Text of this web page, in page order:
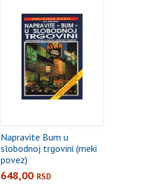
Napravite Bum u
slobodnoj trgovini (meki
povez)
648,00 RSD